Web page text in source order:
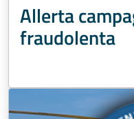
Allerta
fraudolenta